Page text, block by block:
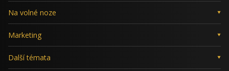
Na volné noze
Marketing
Další témata